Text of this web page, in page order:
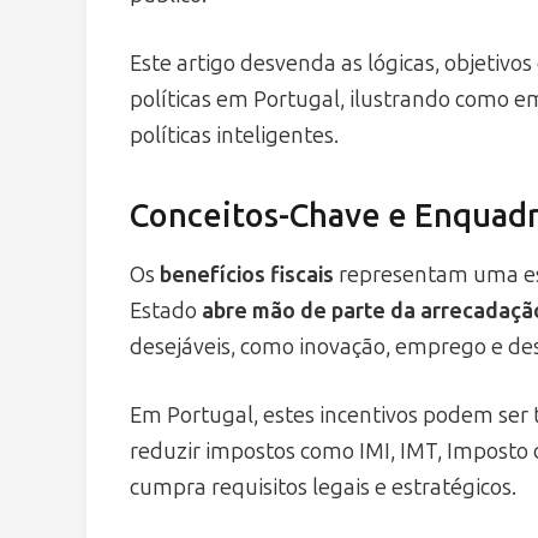
Este artigo desvenda as lógicas,
políticas em Portugal, ilustrando como
políticas inteligentes.
Conceitos-Chave e
Os benefícios fiscais representam uma
Estado abre mão de parte da
desejáveis, como inovação, emprego e
Em Portugal, estes incentivos podem
reduzir impostos como IMI, IMT, Imposto
cumpra requisitos legais e estratégicos.